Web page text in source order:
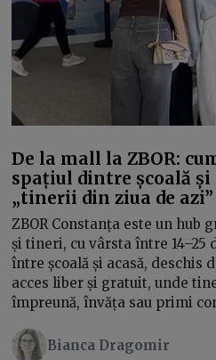
De la mall la ZBOR:
spațiul dintre școală și
„tinerii din ziua de azi”
ZBOR Constanța este un hub
și tineri, cu vârsta între 14–25
între școală și acasă, deschis
acces liber și gratuit, unde
împreună, învăța sau primi
Bianca Dragomir